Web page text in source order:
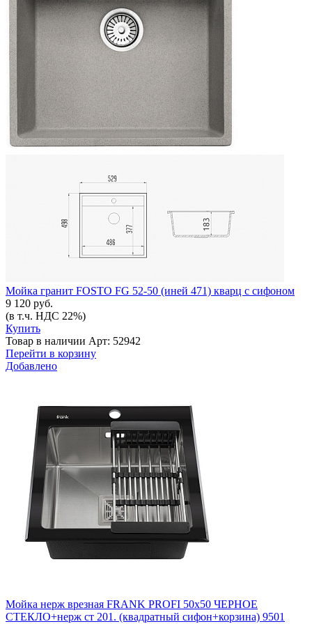
Мойка гранит FOSTO FG 52-50 (иней 471) кварц с сифоном
9 120 руб.
(в т.ч. НДС 22%)
Купить
Товар в наличии Арт: 52942
Перейти в корзину
Добавлено
Мойка нерж врезная FRANK PROFI 50х50 ЧЕРНОЕ
СТЕКЛО+нерж ст 201. (квадратный сифон+корзина) 9501